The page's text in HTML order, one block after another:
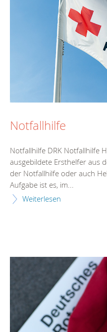
Notfallhilfe
Notfallhilfe DRK Notfallhilfe
ausgebildete Ersthelfer aus
der Notfallhilfe oder auch
Aufgabe ist es, im...
Weiterlesen